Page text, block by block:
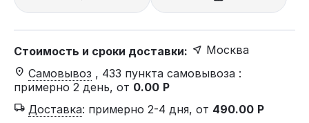
Стоимость и сроки доставки:
Москва
Самовывоз , 433 пункта самовывоза :
примерно 2 день, от 0.00 Р
Доставка: примерно 2-4 дня, от 490.00 Р